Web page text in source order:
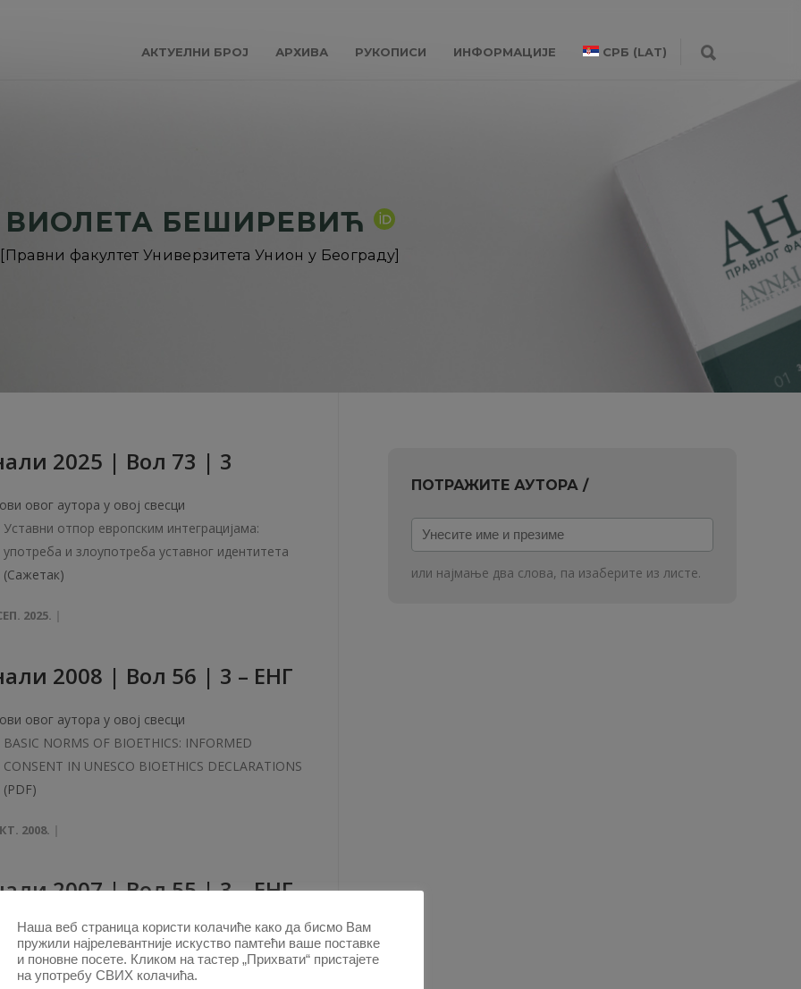
АКТУЕЛНИ БРОЈ АРХИВА РУКОПИСИ ИНФОРМАЦИЈЕ СРБ (LAT)
ВИОЛЕТА БЕШИРЕВИЋ
[Правни факултет Универзитета Унион у Београду]
2025 | Вол 73 | 3
овог аутора у овој свесци
Уставни отпор европским интеграцијама:
употреба и злоупотреба уставног идентитета
(Сажетак)
2025.
2008 | Вол 56 | 3 – ЕНГ
овог аутора у овој свесци
BASIC NORMS OF BIOETHICS: INFORMED
CONSENT IN UNESCO BIOETHICS DECLARATIONS
(PDF)
2008.
2007 | Вол 55 | 3 – ЕНГ
овог аутора у овој свесци
THE GODS MUST BE CRAZY: DOES
CONSTITUTION SPEAK ABOUT BIOETHICS?
ПОТРАЖИТЕ АУТОРА /
Унесите
име
и
или најмање два слова, па изаберите из листе.
Наша веб страница користи колачиће како да бисмо Вам
пружили најрелевантније искуство памтећи ваше поставке
и поновне посете. Кликом на тастер „Прихвати“ пристајете
на употребу СВИХ колачића.